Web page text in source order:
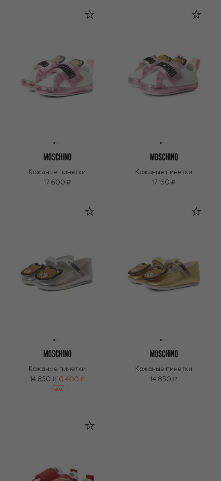
Кожаные пинетки
17 600 ₽
Кожаные пинетки
17 150 ₽
Кожаные пинетки
14 850 ₽10 400 ₽
-30%
Кожаные пинетки
14 850 ₽